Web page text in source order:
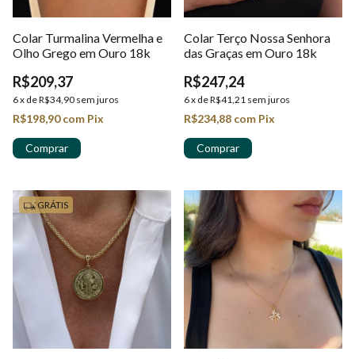
Colar Turmalina Vermelha e
Olho Grego em Ouro 18k
R$209,37
6x deR$34,90 sem juros
R$198,90com Pix
Colar Terço Nossa Senhora
das Graças em Ouro 18k
R$247,24
6x deR$41,21 sem juros
R$234,88 com Pix
GRÁTIS